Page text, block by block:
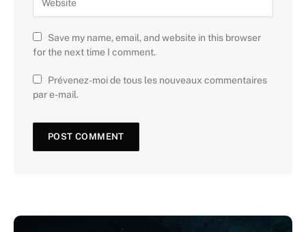
Save my name, email, and website in this browser
for the next time I comment.
Prévenez-moi de tous les nouveaux commentaires
par e-mail.